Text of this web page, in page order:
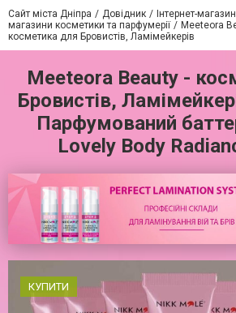
Сайт міста Дніпра Довідник Інтернет-
магазини косметики та парфумерії
Meeteora
косметика для Бровистів, Ламімейкерів
Meeteora Beauty -
Бровистів,
Парфумований
Lovely Body
КУПИТИ